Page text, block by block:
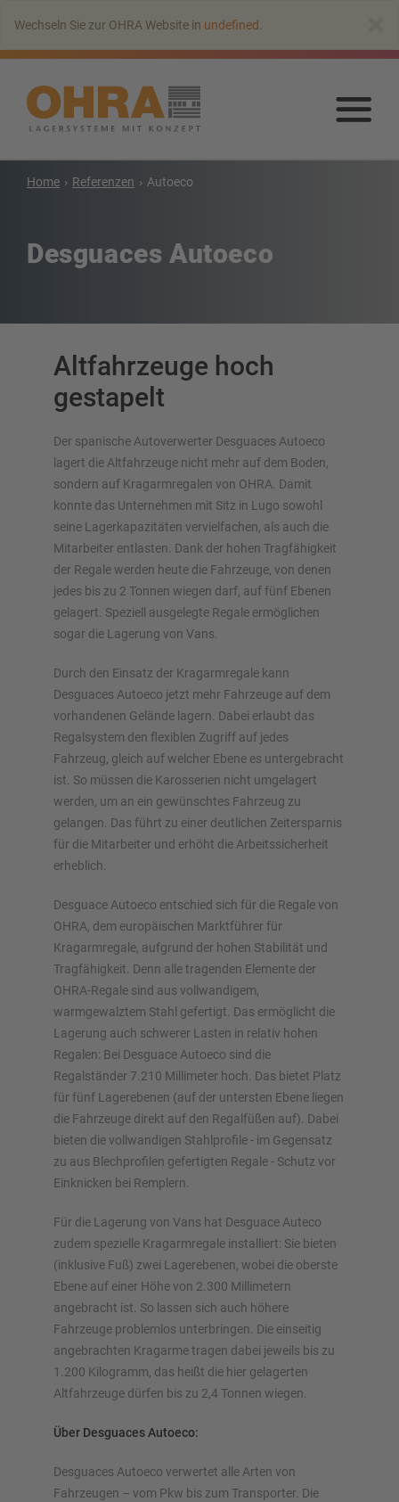
Hauptinhalt
springen
Wechseln Sie zur OHRA Website in undefined
Home Referenzen Autoeco
Desguaces Autoeco
Altfahrzeuge hoch
gestapelt
Der spanische Autoverwerter Desguaces Autoeco
lagert die Altfahrzeuge nicht mehr auf dem Boden,
sondern auf Kragarmregalen von OHRA. Damit
konnte das Unternehmen mit Sitz in Lugo sowohl
seine Lagerkapazitäten vervielfachen, als auch die
Mitarbeiter entlasten. Dank der hohen Tragfähigkeit
der Regale werden heute die Fahrzeuge, von denen
jedes bis zu 2 Tonnen wiegen darf, auf fünf Ebenen
gelagert. Speziell ausgelegte Regale ermöglichen
sogar die Lagerung von Vans.
Durch den Einsatz der Kragarmregale kann
Desguaces Autoeco jetzt mehr Fahrzeuge auf dem
vorhandenen Gelände lagern. Dabei erlaubt das
Regalsystem den flexiblen Zugriff auf jedes
Fahrzeug, gleich auf welcher Ebene es untergebracht
ist. So müssen die Karosserien nicht umgelagert
werden, um an ein gewünschtes Fahrzeug zu
gelangen. Das führt zu einer deutlichen Zeitersparnis
für die Mitarbeiter und erhöht die Arbeitssicherheit
erheblich.
Desguace Autoeco entschied sich für die Regale von
OHRA, dem europäischen Marktführer für
Kragarmregale, aufgrund der hohen Stabilität und
Tragfähigkeit. Denn alle tragenden Elemente der
OHRA-Regale sind aus vollwandigem,
warmgewalztem Stahl gefertigt. Das ermöglicht die
Lagerung auch schwerer Lasten in relativ hohen
Regalen: Bei Desguace Autoeco sind die
Regalständer 7.210 Millimeter hoch. Das bietet Platz
für fünf Lagerebenen (auf der untersten Ebene liegen
die Fahrzeuge direkt auf den Regalfüßen auf). Dabei
bieten die vollwandigen Stahlprofile - im Gegensatz
zu aus Blechprofilen gefertigten Regale - Schutz vor
Einknicken bei Remplern.
Für die Lagerung von Vans hat Desguace Auteco
zudem spezielle Kragarmregale installiert: Sie bieten
(inklusive Fuß) zwei Lagerebenen, wobei die oberste
Ebene auf einer Höhe von 2.300 Millimetern
angebracht ist. So lassen sich auch höhere
Fahrzeuge problemlos unterbringen. Die einseitig
angebrachten Kragarme tragen dabei jeweils bis zu
1.200 Kilogramm, das heißt die hier gelagerten
Altfahrzeuge dürfen bis zu 2,4 Tonnen wiegen.
Über Desguaces Autoeco:
Desguaces Autoeco verwertet alle Arten von
Fahrzeugen – vom Pkw bis zum Transporter. Die
Kragarmregale
Einseitiges Kragarmregal
Doppelseitiges Kragarmregal
Weitere Kragarmregale
Lagersysteme im Überblick
Palettenregale
Verschieberegale
Automatische Lagersysteme
Regalhalle
Lagerbühne
Planen Sie Ihr Regalsystem individuell mit unseren
Konfiguratoren – inklusive direkter Anfrage
Jetzt Regal konfigurieren